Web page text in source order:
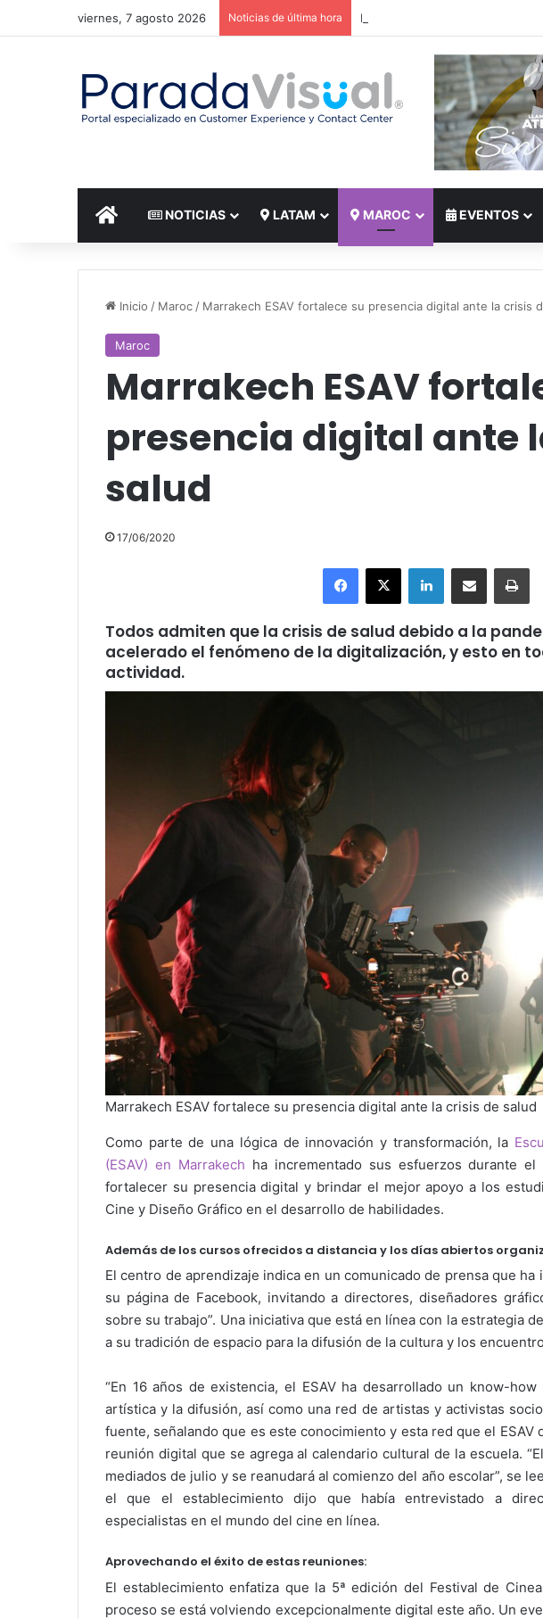
viernes, 7 agosto 2026 Noticias de última hora El reto del Nearshoring: Crisis
INICIO NOTICIAS LATAM MAROC EVENTOS
Inicio / Maroc/ Marrakech ESAV fortalece su presencia digital ante la crisis
Maroc
Marrakech ESAV
presencia digital ante
salud
17/06/2020
Facebook
X LinkedInCompartir por correo electrónico
Todos admiten que la crisis de salud debido a la
acelerado el fenómeno de la digitalización, y esto en
actividad.
Marrakech ESAV fortalece su presencia digital ante la crisis de salud
Como parte de una lógica de innovación y transformación, la
(ESAV) en Marrakech ha incrementado sus esfuerzos durante
fortalecer su presencia digital y brindar el mejor apoyo a los
Cine y Diseño Gráfico en el desarrollo de habilidades.
Además de los cursos ofrecidos a distancia y los días abiertos
El centro de aprendizaje indica en un comunicado de prensa que ha
su página de Facebook, invitando a directores, diseñadores
sobre su trabajo”. Una iniciativa que está en línea con la estrategia
a su tradición de espacio para la difusión de la cultura y los
“En 16 años de existencia, el ESAV ha desarrollado un know-
artística y la difusión, así como una red de artistas y activistas
fuente, señalando que es este conocimiento y esta red que el ESAV
reunión digital que se agrega al calendario cultural de la escuela.
mediados de julio y se reanudará al comienzo del año escolar”, se
el que el establecimiento dijo que había entrevistado a
especialistas en el mundo del cine en línea.
Aprovechando el éxito de estas reuniones:
El establecimiento enfatiza que la 5ª edición del Festival de
proceso se está volviendo excepcionalmente digital este año. Un